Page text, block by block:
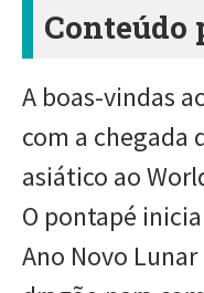
Conteúdo
A boas-vindas
com a chegada
asiático ao
O pontapé
Ano Novo